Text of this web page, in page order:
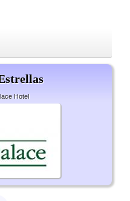
Hotel